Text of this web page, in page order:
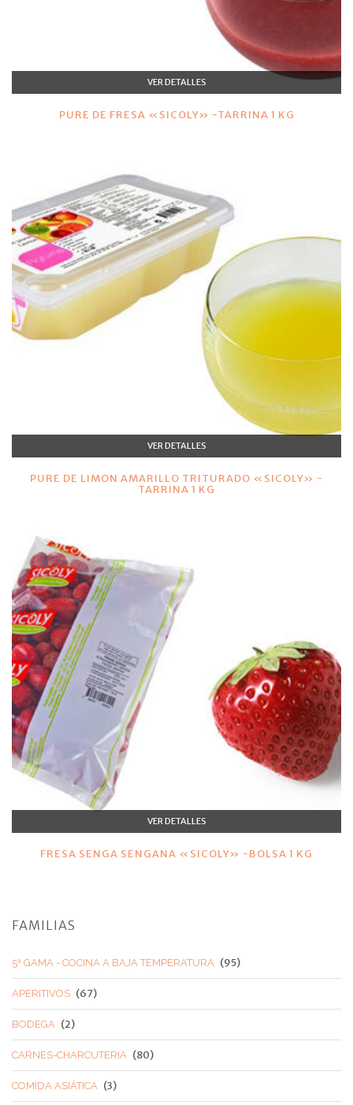
VER DETALLES
PURE DE FRESA «SICOLY» -TARRINA 1 KG
VER DETALLES
PURE DE LIMON AMARILLO TRITURADO «SICOLY» -
TARRINA 1 KG
VER DETALLES
FRESA SENGA SENGANA «SICOLY» -BOLSA 1 KG
FAMILIAS
5ª GAMA - COCINA A BAJA TEMPERATURA (95)
APERITIVOS (67)
BODEGA (2)
CARNES-CHARCUTERIA (80)
COMIDA ASIÁTICA (3)